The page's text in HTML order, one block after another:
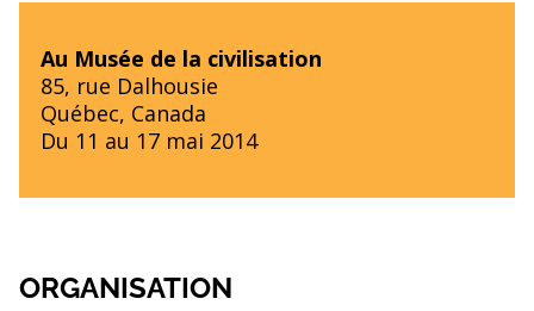
Au Musée de la civilisation
85, rue Dalhousie
Québec, Canada
Du 11 au 17 mai 2014
ORGANISATION